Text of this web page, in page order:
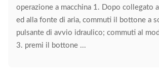
operazione a macchina 1. Dopo collegato
ed alla fonte di aria, commuti il bottone a
pulsante di avvio idraulico; commuti al
3. premi il bottone ...